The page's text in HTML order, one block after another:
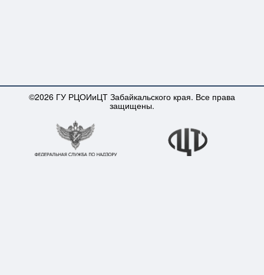
©2026 ГУ РЦОИиЦТ Забайкальского края. Все права
защищены.